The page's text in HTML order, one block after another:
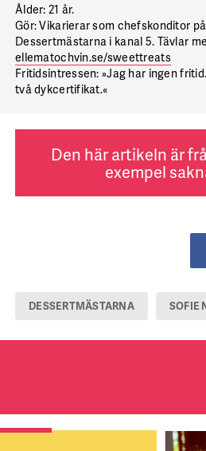
Ålder: 21 år.
Gör:Vikarierar som chefskonditor
Dessertmästarna i kanal 5. Tävlar
ellematochvin.se/sweettreats
Fritidsintressen: »Jag har ingen
två dykcertifikat.«
Den här artikeln är
exempel
DESSERTMÄSTARNA SOFIE